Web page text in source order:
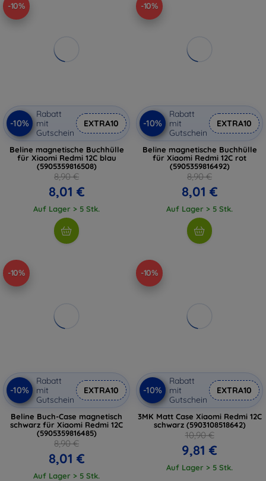
-10%
-10%
Rabatt
mit
Gutschein
EXTRA10
Beline magnetische Buchhülle
für Xiaomi Redmi 12C blau
(5905359816508)
8,90 €
8,01 €
Auf Lager > 5 Stk.
-10%
-10%
Rabatt
mit
Gutschein
EXTRA10
Beline magnetische Buchhülle
für Xiaomi Redmi 12C rot
(5905359816492)
8,90 €
8,01 €
Auf Lager > 5 Stk.
-10%
-10%
Rabatt
mit
Gutschein
EXTRA10
Beline Buch-Case magnetisch
schwarz für Xiaomi Redmi 12C
(5905359816485)
8,90 €
8,01 €
Auf Lager > 5 Stk.
-10%
-10%
Rabatt
mit
Gutschein
EXTRA10
3MK Matt Case Xiaomi Redmi 12C
schwarz (5903108518642)
10,90 €
9,81 €
Auf Lager > 5 Stk.